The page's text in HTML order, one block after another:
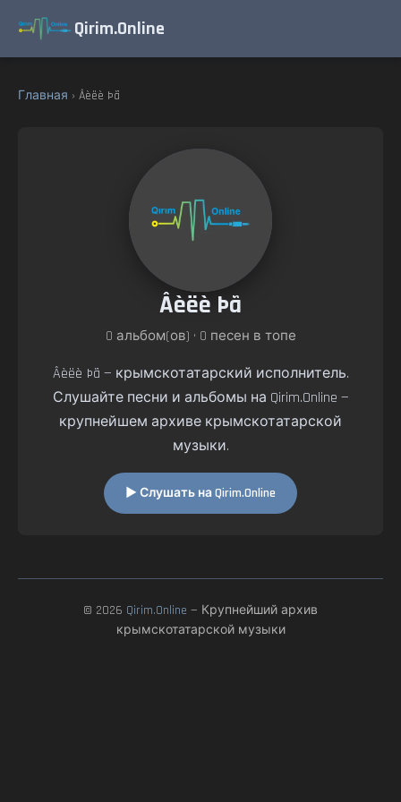
Qirim.Online
Главная › Âèëè Þã
Âèëè Þã
0 альбом(ов) • 0 песен в топе
Âèëè Þã — крымскотатарский исполнитель.
Слушайте песни и альбомы на Qirim.Online —
крупнейшем архиве крымскотатарской
музыки.
▶ Слушать на Qirim.Online
© 2026 Qirim.Online — Крупнейший архив
крымскотатарской музыки